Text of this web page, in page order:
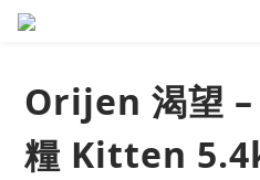
Orijen 渴望 –
糧 Kitten